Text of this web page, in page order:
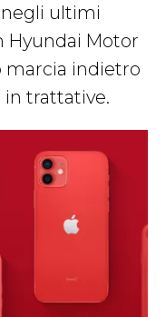
ultimi
Hyundai Motor
marcia indietro
in trattative.